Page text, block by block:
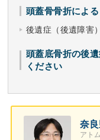
頭蓋骨骨折による
後遺症（後遺障害
頭蓋底骨折の後
ください
奈
アト